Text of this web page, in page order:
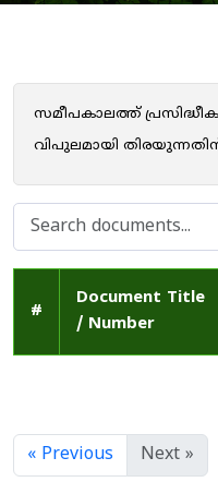
സമീപകാലത്ത്
വിപുലമായി
#
Document Title
/ Number
« Previous Next »